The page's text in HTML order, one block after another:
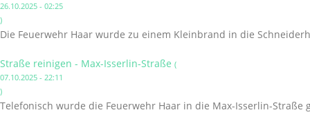
26.10.2025 - 02:25
)
Die Feuerwehr Haar wurde zu einem Kleinbrand in die
Straße reinigen - Max-Isserlin-Straße (
07.10.2025 - 22:11
)
Telefonisch wurde die Feuerwehr Haar in die Max-Isserlin-Straße